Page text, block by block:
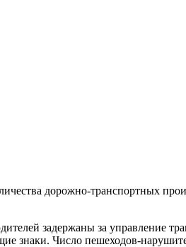
дорожно-транспортных
задержаны за управление
знаки. Число пешеходов-